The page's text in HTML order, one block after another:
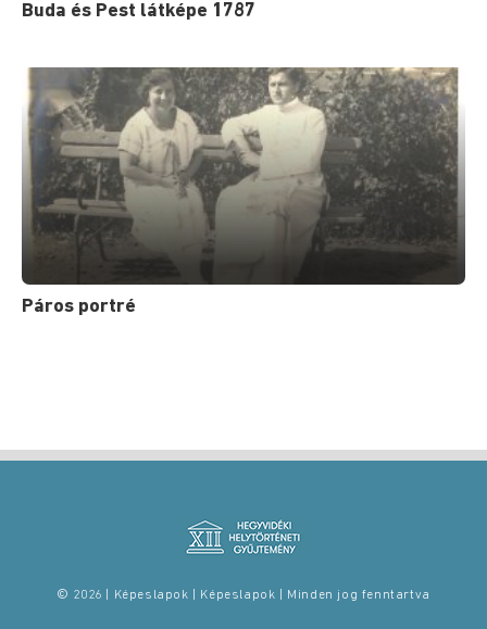
Buda és Pest látképe 1787
Páros portré
© 2026 | Képeslapok | Képeslapok | Minden jog fenntartva